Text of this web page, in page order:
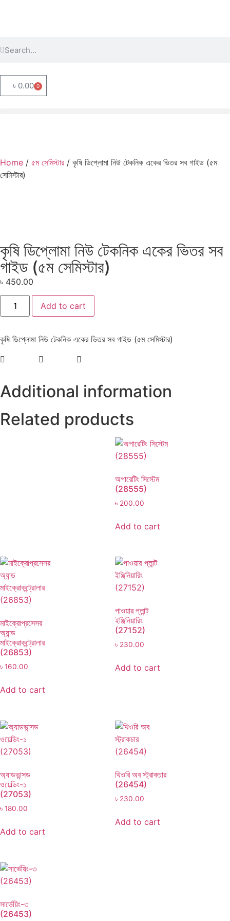
৳ 0.00 0
Home / ৫ম সেমিস্টার/ কৃষি ডিপ্লোমা নিউ টেকনিক একের ভিতর সব গাইড (৫ম
সেমিস্টার)
কৃষি ডিপ্লোমা নিউ টেকনিক একের ভিতর সব
গাইড (৫ম সেমিস্টার)
৳ 450.00
Add to cart
কৃষি ডিপ্লোমা নিউ টেকনিক একের ভিতর সব গাইড (৫ম সেমিস্টার)
Additional information
Related products
অপারেটিং সিস্টেম
(28555)
৳ 200.00
Add to cart
মাইক্রোপ্রসেসর
অ্যান্ড
মাইক্রোকন্ট্রোলার
(26853)
৳ 160.00
Add to cart
পাওয়ার প্লান্ট
ইঞ্জিনিয়ারিং
(27152)
৳ 230.00
Add to cart
অ্যাডভান্সড
ওয়েল্ডিং-১
(27053)
৳ 180.00
Add to cart
থিওরি অব স্ট্রাকচার
(26454)
৳ 230.00
Add to cart
সার্ভেয়িং-৩
(26453)